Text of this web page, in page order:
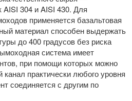
304 и AISI 430. Для
применяется базальтовая
материал способен выдержать
до 400 градусов без риска
система имеет
при помощи которых можно
практически любого уровня
соединяется с другим по